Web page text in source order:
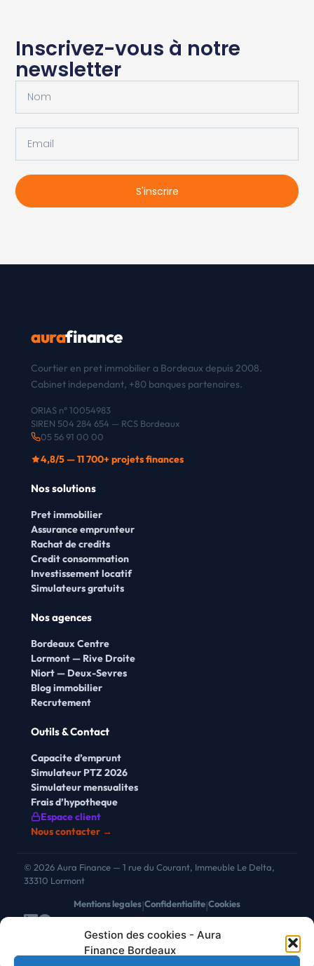
Gestion des cookies - Aura
Finance Bordeaux
Chez Aura Finance Bordeaux, nous respectons votre vie privée. Nous
utilisons des cookies pour optimiser votre navigation, analyser l'audience
Inscrivez-vous à notre
newsletter
S'inscrire
aurafinance
Courtier en pret immobilier a Bordeaux depuis 2008.
Cabinet independant, +80 banques partenaires.
ORIAS n° 10054983
SIREN 504 284 654 — RCS Bordeaux
05 56 91 00 00
4,8/5 — 11 700+ projets finances
Nos solutions
Pret immobilier
Assurance emprunteur
Rachat de credits
Credit consommation
Investissement locatif
Simulateurs gratuits
Nos agences
Bordeaux Centre
Lormont — Rive Droite
Niort — Deux-Sevres
Blog immobilier
Recrutement
Outils & Contact
Capacite d’emprunt
Simulateur PTZ 2026
Simulateur mensualites
Frais d’hypotheque
Espace client
Nous contacter →
© 2026 Aura Finance — 1 rue du Courant, Immeuble Le Delta,
33310 Lormont
Mentions legales|Confidentialite|Cookies